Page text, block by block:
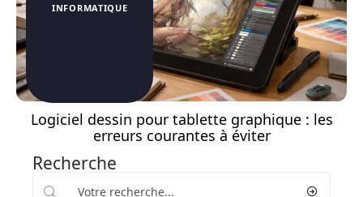
INFORMATIQUE
Logiciel dessin pour tablette graphique : les
erreurs courantes à éviter
Recherche